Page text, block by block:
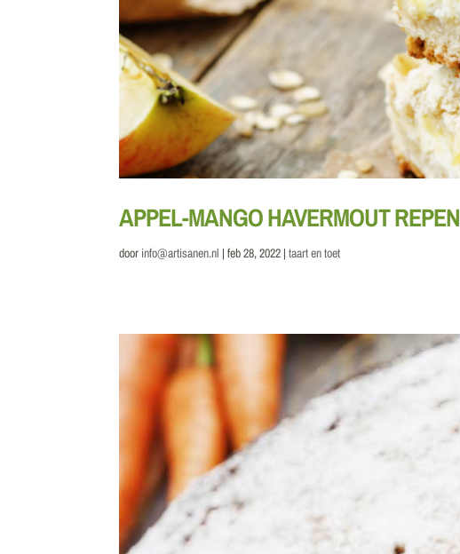
APPEL-MANGO HAVERMOUT REPEN
door info@artisanen.nl |feb 28, 2022 |taart en toet